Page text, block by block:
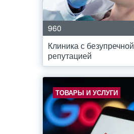
960
Клиника с безупречной
репутацией
ТОВАРЫ И УСЛУГИ